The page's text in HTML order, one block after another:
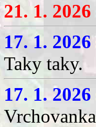
21. 1.
17. 1.
Taky taky.
17. 1.